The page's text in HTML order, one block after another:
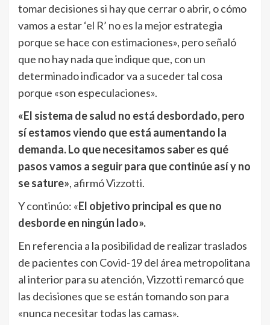
tomar decisiones si hay que cerrar o abrir, o cómo
vamos a estar ‘el R’ no es la mejor estrategia
porque se hace con estimaciones», pero señaló
que no hay nada que indique que, con un
determinado indicador va a suceder tal cosa
porque «son especulaciones».
«El sistema de salud no está desbordado, pero
sí estamos viendo que está aumentando la
demanda. Lo que necesitamos saber es qué
pasos vamos a seguir para que continúe así y no
se sature», afirmó Vizzotti.
Y continúo: «El objetivo principal es que no
desborde en ningún lado».
En referencia a la posibilidad de realizar traslados
de pacientes con Covid-19 del área metropolitana
al interior para su atención, Vizzotti remarcó que
las decisiones que se están tomando son para
«nunca necesitar todas las camas».